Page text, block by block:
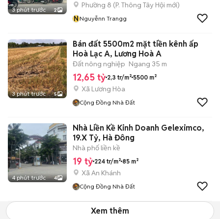
3 phút trước 2
Phường 8 (P. Thông Tây Hội mới)
NNguyễnn Trangg
3 phút trước 5
Bán đất 5500m2 mặt tiền kênh ấp
Hoà Lạc A, Lương Hoà A
Đất nông nghiệp Ngang 35 m
12,65 tỷ 2,3 tr/m² 5500 m²
Xã Lương Hòa
Cộng Đồng Nhà Đất
4 phút trước 4
Nhà Liền Kề Kinh Doanh Geleximco,
19.X Tỷ, Hà Đông
Nhà phố liền kề
19 tỷ 224 tr/m² 85 m²
Xã An Khánh
Cộng Đồng Nhà Đất
Xem thêm